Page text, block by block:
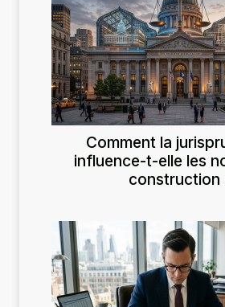
Comment la
influence-t-elle les
construction